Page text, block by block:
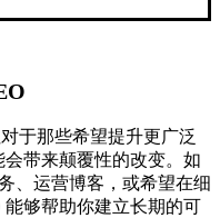
于那些希望提升更广泛
带来颠覆性的改变。如
、运营博客，或希望在细
够帮助你建立长期的可